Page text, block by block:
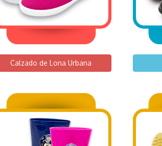
Calzado de Lona Urbana